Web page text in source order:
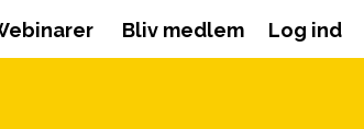
Bliv medlem Log ind